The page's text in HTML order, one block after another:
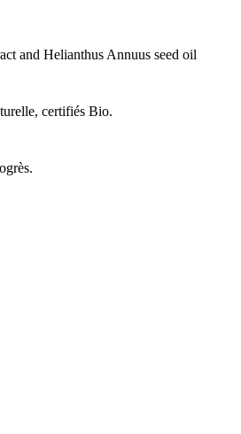
and Helianthus Annuus seed oil
certifiés Bio.